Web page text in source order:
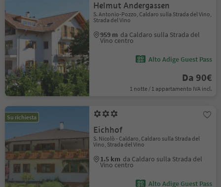
Helmut Andergassen
S. Antonio-Pozzo, Caldaro sulla Strada del Vino,
Strada del Vino
959 m da Caldaro sulla Strada del
Vino centro
Alto Adige Guest Pass
Da 90€
1 notte / 1 appartamento IVA incl.
Su richiesta
Eichhof
S. Nicolò - Caldaro, Caldaro sulla Strada del
Vino, Strada del Vino
1.5 km da Caldaro sulla Strada del
Vino centro
Alto Adige Guest Pass